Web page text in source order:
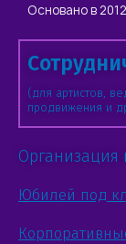
Основано в
(для артистов,
продвижения и
Организация
Юбилей под